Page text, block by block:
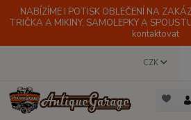
NABÍZÍME I POTISK OBLEČENÍ NA
TRIČKA A MIKINY, SAMOLEPKY A
kontaktovat
CZK